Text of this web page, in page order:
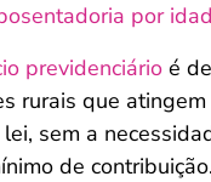
por
previdenciário é
rurais que
sem a
de contribuição.